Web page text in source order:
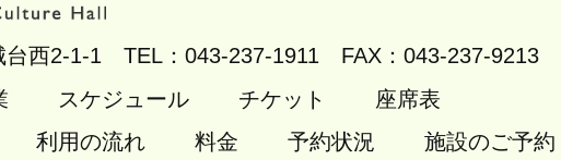
台西2-1-1 TEL：043-237-1911 FAX：043-237-9213
スケジュール チケット 座席表
利用の流れ 料金 予約状況 施設のご予約